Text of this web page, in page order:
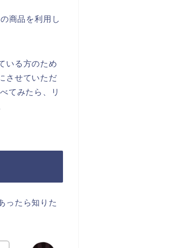
商品を利用し
いる方のため
させていただ
てみたら、リ
ったら知りた